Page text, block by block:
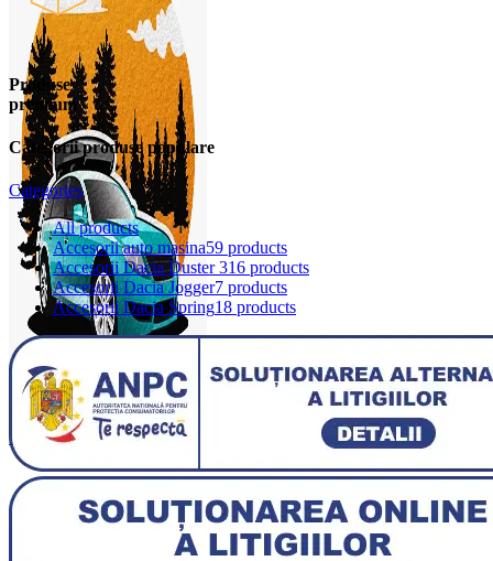
0 items 0,00 lei
Produse
premium
Categorii produse populare
Categories
Allproducts
Accesorii auto masina59 products
Accesorii Dacia Duster 316 products
Accesorii Dacia Jogger7 products
Accesorii Dacia Spring18 products